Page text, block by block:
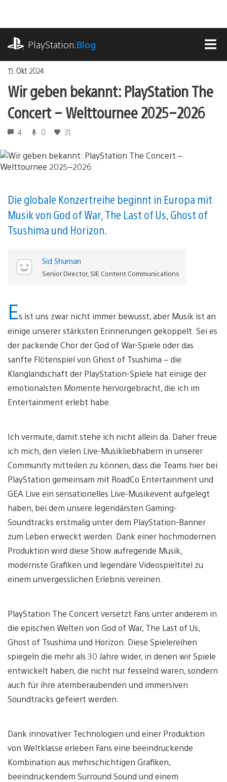
springen
PlayStation.Blog
15. Okt 2024
Wir geben bekannt: PlayStation The
Concert – Welttournee 2025–2026
4 0 31
Die globale Konzertreihe beginnt in Europa mit
Musik von God of War, The Last of Us, Ghost of
Tsushima und Horizon.
Sid Shuman
Senior Director, SIE Content Communications
Es ist uns zwar nicht immer bewusst, aber Musik ist an
einige unserer stärksten Erinnerungen gekoppelt. Sei es
der packende Chor der God of War-Spiele oder das
sanfte Flötenspiel von Ghost of Tsushima – die
Klanglandschaft der PlayStation-Spiele hat einige der
emotionalsten Momente hervorgebracht, die ich im
Entertainment erlebt habe.
Ich vermute, damit stehe ich nicht allein da. Daher freue
ich mich, den vielen Live-Musikliebhabern in unserer
Community mitteilen zu können, dass die Teams hier bei
PlayStation gemeinsam mit RoadCo Entertainment und
GEA Live ein sensationelles Live-Musikevent aufgelegt
haben, bei dem unsere legendärsten Gaming-
Soundtracks erstmalig unter dem PlayStation-Banner
zum Leben erweckt werden. Dank einer hochmodernen
Produktion wird diese Show aufregende Musik,
modernste Grafiken und legendäre Videospieltitel zu
einem unvergesslichen Erlebnis vereinen.
PlayStation The Concert versetzt Fans unter anderem in
die epischen Welten von God of War, The Last of Us,
Ghost of Tsushima und Horizon. Diese Spielereihen
spiegeln die mehr als 30 Jahre wider, in denen wir Spiele
entwickelt haben, die nicht nur fesselnd waren, sondern
auch für ihre atemberaubenden und immersiven
Soundtracks gefeiert werden.
Dank innovativer Technologien und einer Produktion
von Weltklasse erleben Fans eine beeindruckende
Kombination aus mehrschichtigen Grafiken,
beeindruckendem Surround Sound und einem